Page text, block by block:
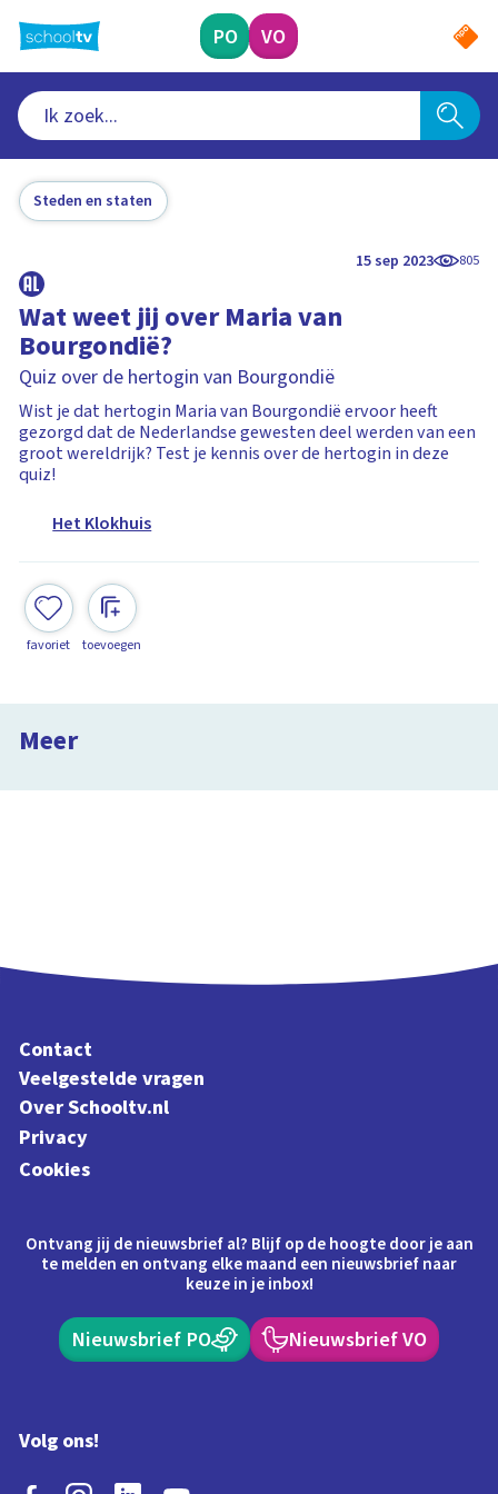
naar
hoofdinhoud
PO VO
Steden en staten
15 sep 2023 805
Wat weet jij over Maria van
Bourgondië?
Quiz over de hertogin van Bourgondië
Wist je dat hertogin Maria van Bourgondië ervoor heeft
gezorgd dat de Nederlandse gewesten deel werden van een
groot wereldrijk? Test je kennis over de hertogin in deze
quiz!
Het Klokhuis
favoriet toevoegen
Meer
Maria van Bourgondië
Het Klokhuis
Contact
Veelgestelde vragen
Over Schooltv.nl
Privacy
Cookies
Ontvang jij de nieuwsbrief al? Blijf op de hoogte door je aan
te melden en ontvang elke maand een nieuwsbrief naar
keuze in je inbox!
Nieuwsbrief PO Nieuwsbrief VO
Volg ons!